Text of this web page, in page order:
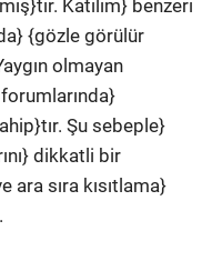
Katılım} benzeri
{gözle görülür
olmayan
Şu sebeple}
dikkatli bir
sıra kısıtlama}